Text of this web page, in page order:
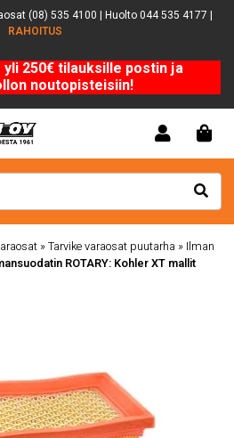
(08) 535 4100 | Huolto 044 535 4177 |
RAHOITUS
250€ tilauksille postin ja
noutopisteisiin!
»Tarvike varaosat puutarha » Ilman
ROTARY: Kohler XT mallit